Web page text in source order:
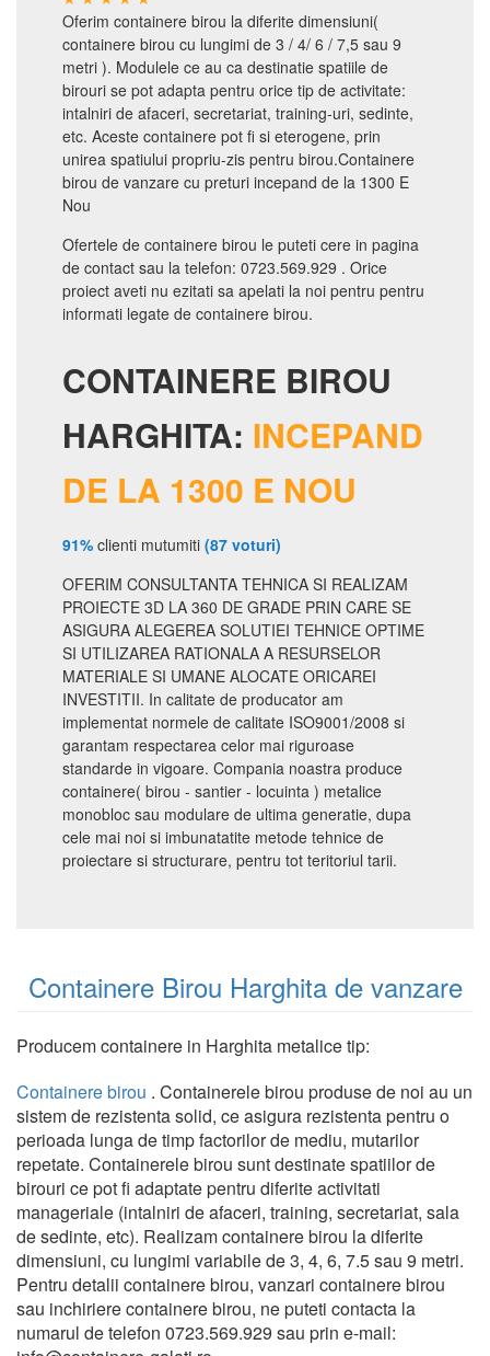
Oferim containere birou la diferite dimensiuni(
containere birou cu lungimi de 3 / 4/ 6 / 7,5 sau 9
metri ). Modulele ce au ca destinatie spatiile de
birouri se pot adapta pentru orice tip de activitate:
intalniri de afaceri, secretariat, training-uri, sedinte,
etc. Aceste containere pot fi si eterogene, prin
unirea spatiului propriu-zis pentru birou.Containere
birou de vanzare cu preturi incepand de la 1300 E
Nou
Ofertele de containere birou le puteti cere in pagina
de contact sau la telefon: 0723.569.929 . Orice
proiect aveti nu ezitati sa apelati la noi pentru pentru
informati legate de containere birou.
CONTAINERE BIROU
HARGHITA: INCEPAND
DE LA 1300 E NOU
91% clienti mutumiti (87 voturi)
OFERIM CONSULTANTA TEHNICA SI REALIZAM
PROIECTE 3D LA 360 DE GRADE PRIN CARE SE
ASIGURA ALEGEREA SOLUTIEI TEHNICE OPTIME
SI UTILIZAREA RATIONALA A RESURSELOR
MATERIALE SI UMANE ALOCATE ORICAREI
INVESTITII. In calitate de producator am
implementat normele de calitate ISO9001/2008 si
garantam respectarea celor mai riguroase
standarde in vigoare. Compania noastra produce
containere( birou - santier - locuinta ) metalice
monobloc sau modulare de ultima generatie, dupa
cele mai noi si imbunatatite metode tehnice de
proiectare si structurare, pentru tot teritoriul tarii.
Containere Birou Harghita de vanzare
Producem containere in Harghita metalice tip:
Containere birou . Containerele birou produse de noi au un
sistem de rezistenta solid, ce asigura rezistenta pentru o
perioada lunga de timp factorilor de mediu, mutarilor
repetate. Containerele birou sunt destinate spatiilor de
birouri ce pot fi adaptate pentru diferite activitati
manageriale (intalniri de afaceri, training, secretariat, sala
de sedinte, etc). Realizam containere birou la diferite
dimensiuni, cu lungimi variabile de 3, 4, 6, 7.5 sau 9 metri.
Pentru detalii containere birou, vanzari containere birou
sau inchiriere containere birou, ne puteti contacta la
numarul de telefon 0723.569.929 sau prin e-mail: